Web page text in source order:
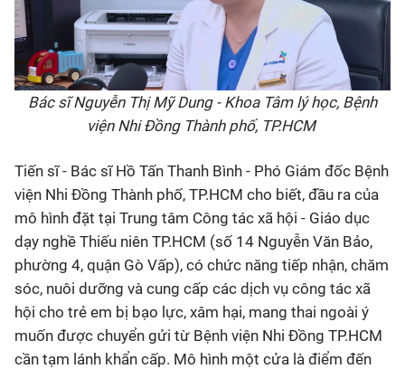
Bác sĩ Nguyễn Thị Mỹ Dung - Khoa Tâm lý học, Bệnh
viện Nhi Đồng Thành phố, TP.HCM
Tiến sĩ - Bác sĩ Hồ Tấn Thanh Bình - Phó Giám đốc Bệnh
viện Nhi Đồng Thành phố, TP.HCM cho biết, đầu ra của
mô hình đặt tại Trung tâm Công tác xã hội - Giáo dục
dạy nghề Thiếu niên TP.HCM (số 14 Nguyễn Văn Bảo,
phường 4, quận Gò Vấp), có chức năng tiếp nhận, chăm
sóc, nuôi dưỡng và cung cấp các dịch vụ công tác xã
hội cho trẻ em bị bạo lực, xâm hại, mang thai ngoài ý
muốn được chuyển gửi từ Bệnh viện Nhi Đồng TP.HCM
cần tạm lánh khẩn cấp. Mô hình một cửa là điểm đến